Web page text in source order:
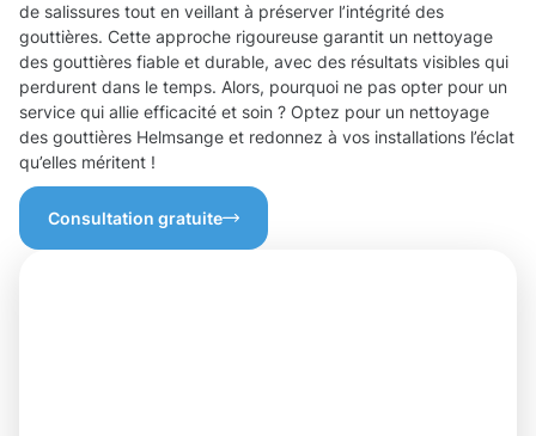
de salissures tout en veillant à préserver l’intégrité des
gouttières. Cette approche rigoureuse garantit un nettoyage
des gouttières fiable et durable, avec des résultats visibles qui
perdurent dans le temps. Alors, pourquoi ne pas opter pour un
service qui allie efficacité et soin ? Optez pour un nettoyage
des gouttières Helmsange et redonnez à vos installations l’éclat
qu’elles méritent !
Consultation gratuite